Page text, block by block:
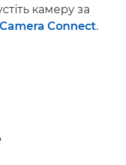
камеру за
Connect.